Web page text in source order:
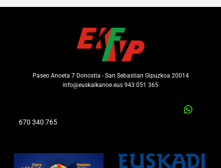
Paseo Anoeta 7 Donostia - San Sebastian Gipuzkoa 20014
info@euskalkanoe.eus 943 051 365
670 340 765